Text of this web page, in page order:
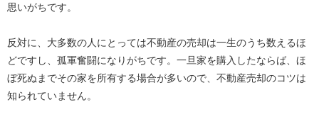
思いがちです。
反対に、大多数の人にとっては不動産の売却は一生のうち数えるほ
どですし、孤軍奮闘になりがちです。一旦家を購入したならば、ほ
ぼ死ぬまでその家を所有する場合が多いので、不動産売却のコツは
知られていません。